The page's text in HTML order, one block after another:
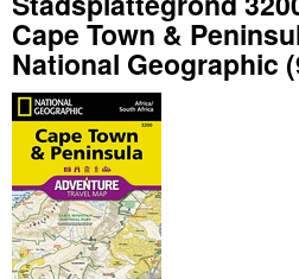
Cape Town &
National Geographic